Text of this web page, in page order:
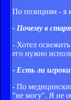
По позициям - я
- Почему в
- Хотел
его нужно
- Есть ли
- По
"не могу". Я не